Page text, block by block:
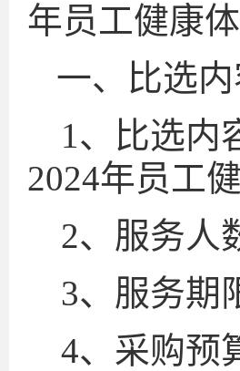
年员工健康体
一、比选
1、比选内
2024年员工
2、服务人
3、服务期
4、采购预